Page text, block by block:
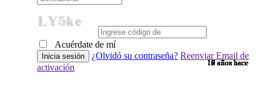
9 años hace
9 años hace
9 años hace
10 años hace
10 años hace
10 años hace
10 años hace
10 años hace
10 años hace
10 años hace
10 años hace
10 años hace
10 años hace
10 años hace
10 años hace
10 años hace
10 años hace
10 años hace
9 años hace
9 años hace
9 años hace
9 años hace
9 años hace
9 años hace
9 años hace
9 años hace
9 años hace
9 años hace
9 años hace
9 años hace
9 años hace
8 años hace
7 años hace
7 años hace
6 años hace
6 años hace
Acuérdate de mí
¿Olvidó su contraseña? Reenviar Email de
activación